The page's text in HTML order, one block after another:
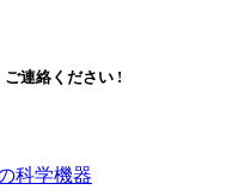
連絡ください !
科学機器